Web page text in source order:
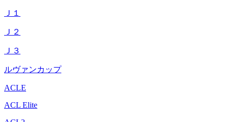
Ｊ１
Ｊ２
Ｊ３
ルヴァンカップ
ACLE
ACL Elite